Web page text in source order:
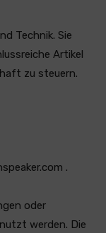
Technik. Sie
Artikel
zu steuern.
.
oder
werden. Die